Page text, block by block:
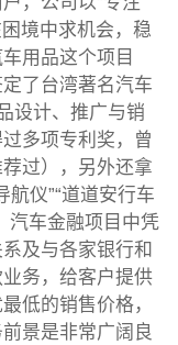
境中求机会，稳
用品这个项目
了台湾著名汽车
设计、推广与销
多项专利奖，曾
过），另外还拿
航仪”“道道安行车
汽车金融项目中凭
及与各家银行和
务，给客户提供
低的销售价格，
景是非常广阔良